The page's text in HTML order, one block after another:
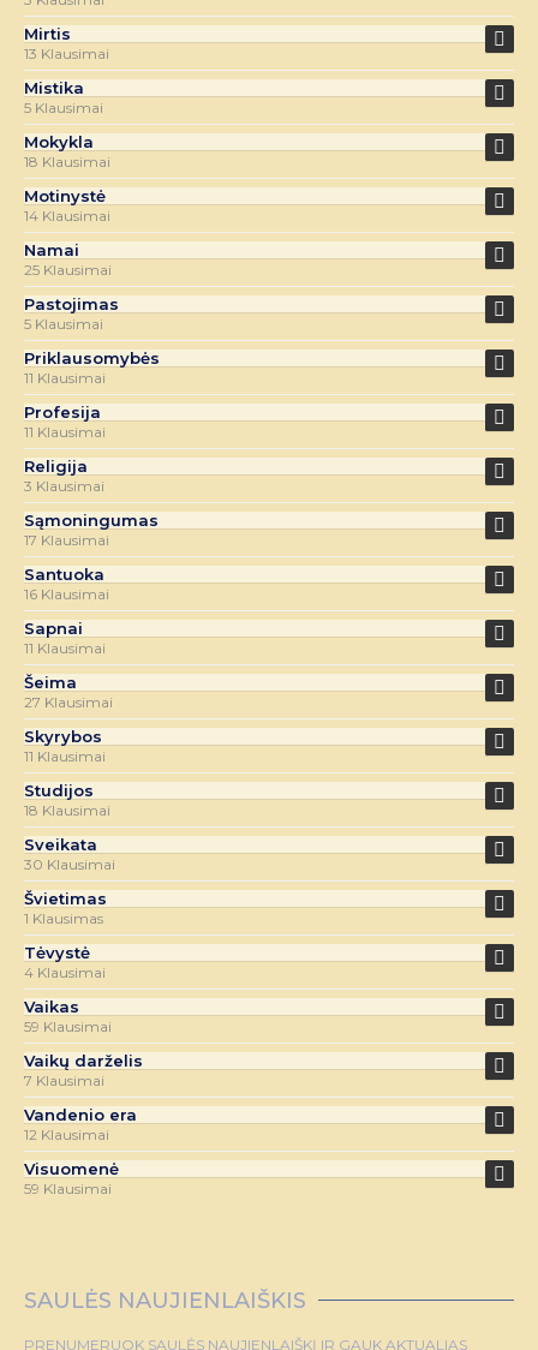
Mirtis
13 Klausimai
Mistika
5 Klausimai
Mokykla
18 Klausimai
Motinystė
14 Klausimai
Namai
25 Klausimai
Pastojimas
5 Klausimai
Priklausomybės
11 Klausimai
Profesija
11 Klausimai
Religija
3 Klausimai
Sąmoningumas
17 Klausimai
Santuoka
16 Klausimai
Sapnai
11 Klausimai
Šeima
27 Klausimai
Skyrybos
11 Klausimai
Studijos
18 Klausimai
Sveikata
30 Klausimai
Švietimas
1 Klausimas
Tėvystė
4 Klausimai
Vaikas
59 Klausimai
Vaikų darželis
7 Klausimai
Vandenio era
12 Klausimai
Visuomenė
59 Klausimai
SAULĖS NAUJIENLAIŠKIS
PRENUMERUOK SAULĖS NAUJIENLAIŠKĮ IR GAUK AKTUALIAS